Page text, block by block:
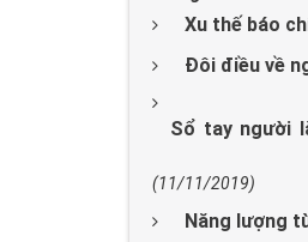
Xu thế báo
Đôi điều về
Sổ tay người
(11/11/2019)
Năng lượng